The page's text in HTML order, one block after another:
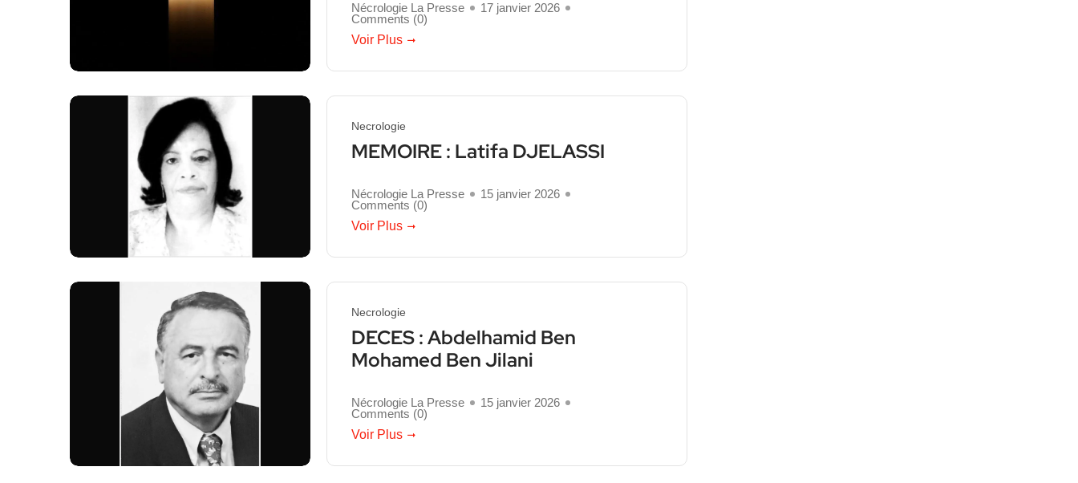
Nécrologie La Presse
17 janvier 2026
Comments (0)
Voir Plus
Necrologie
MEMOIRE : Latifa DJELASSI
Nécrologie La Presse
15 janvier 2026
Comments (0)
Voir Plus
Necrologie
DECES : Abdelhamid Ben
Mohamed Ben Jilani
Nécrologie La Presse
15 janvier 2026
Comments (0)
Voir Plus